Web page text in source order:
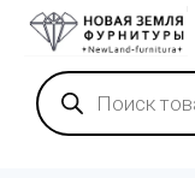
Поиск
товаров